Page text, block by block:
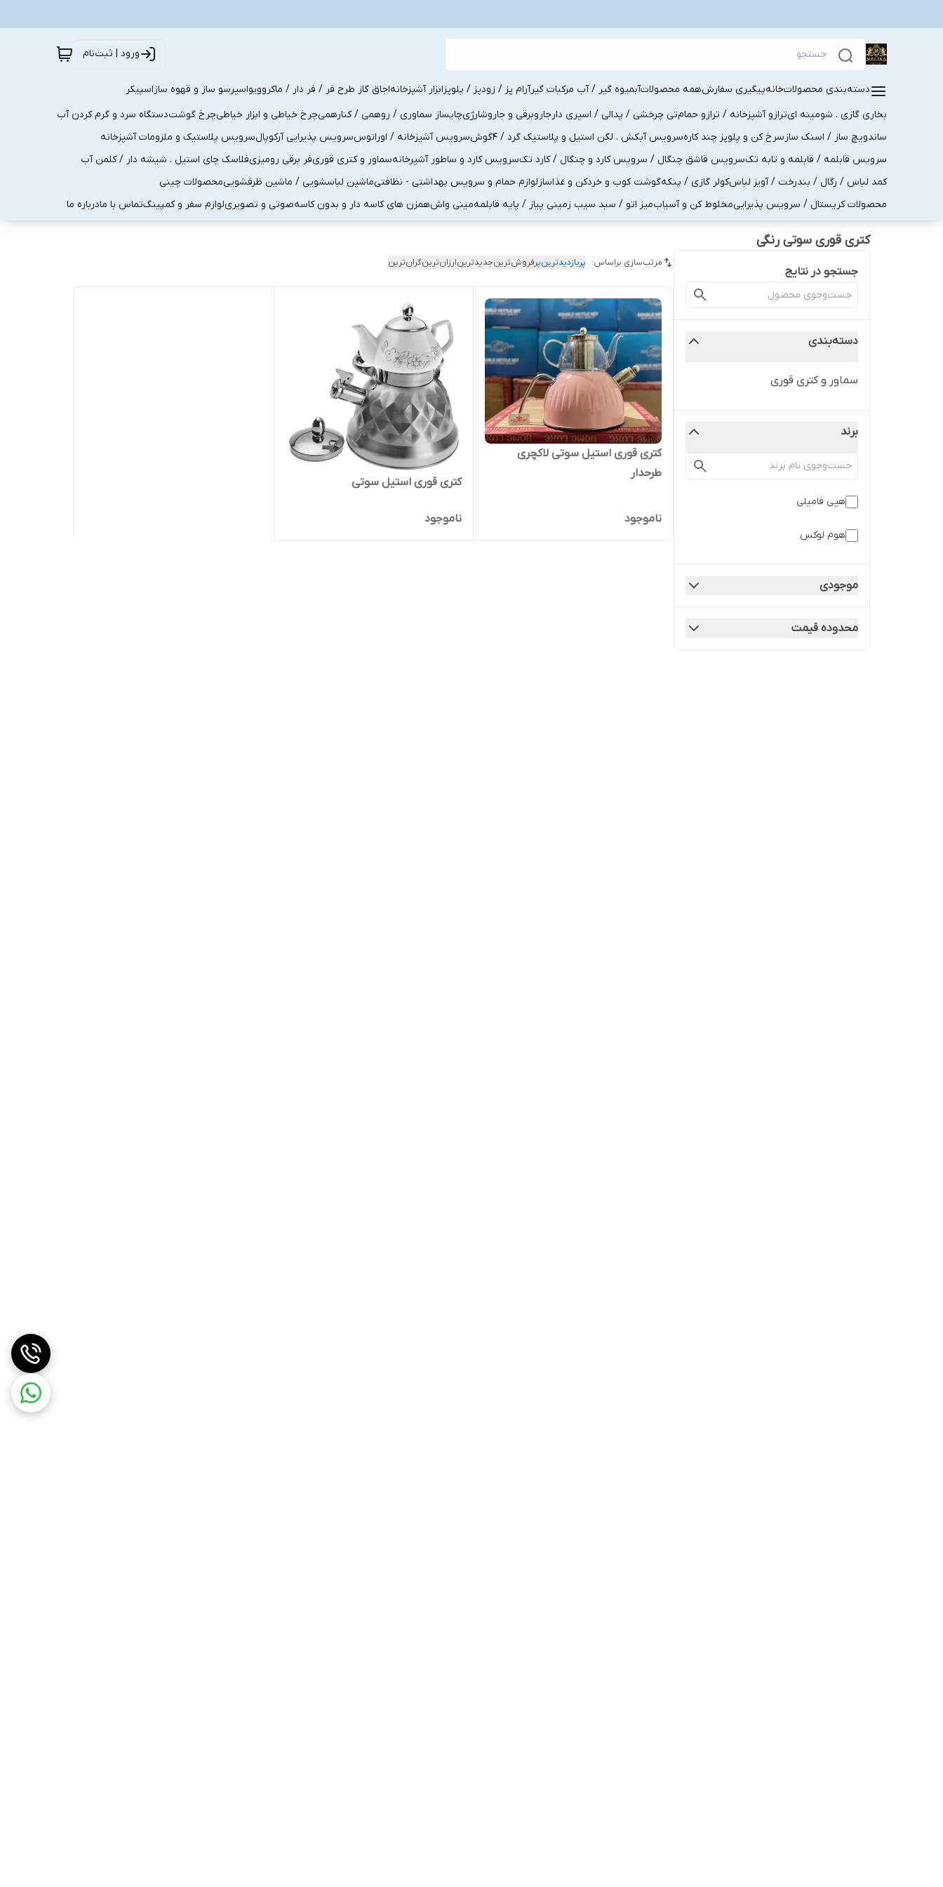
ورود | ثبت‌نام
دسته‌بندی محصولاتخانهپیگیری سفارشهمه محصولاتآبمیوه گیر / آب مرکبات گیرآرام پز / زودپز / پلوپزابزار آشپزخانهاجاق گاز طرح فر / فر دار / ماکروویواسپرسو ساز و قهوه سازاسپیکر
بخاری گازی . شومینه ایترازو آشپزخانه / ترازو حمامتی چرخشی / پدالی / اسپری دارجاروبرقی و جاروشارژیچایساز سماوری / روهمی / کنارهمیچرخ خیاطی و ابزار خیاطیچرخ گوشتدستگاه سرد و گرم کردن آب
ساندویچ ساز / اسنک سازسرخ کن و پلوپز چند کارهسرویس آبکش . لگن استیل و پلاستیک گرد / 4گوش سرویس آشپزخانه / اورانوسسرویس پذیرایی آرکوپالسرویس پلاستیک و ملزومات آشپزخانه
سرویس قابلمه / قابلمه و تابه تکسرویس قاشق چنگال / سرویس کارد و چنگال / کارد تکسرویس کارد و ساطور آشپرخانهسماور و کتری قوریفر برقی رومیزیفلاسک چای استیل . شیشه دار / کلمن آب
کمد لباس / رگال / بندرخت / آویز لباسکولر گازی / پنکهگوشت کوب و خردکن و غذاسازلوازم حمام و سرویس بهداشتی - نظافتیماشین لباسشویی / ماشین ظرفشوییمحصولات چینی
محصولات کریستال / سرویس پذیراییمخلوط کن و آسیابمیز اتو / سبد سیب زمینی پیاز / پایه قابلمهمینی واشهمزن های کاسه دار و بدون کاسهصوتی و تصویریلوازم سفر و کمپینگتماس با مادرباره ما
کتری قوری سوتی رنگی
جستجو در نتایج
دسته‌بندی
سماور و کتری قوری
برند
هپی فامیلی
هوم لوکس
موجودی
محدوده قیمت
مرتب‌سازی براساس: پربازدیدترینپرفروش‌ترینجدیدترینارزان‌ترینگران‌ترین
کتری قوری استیل سوتی لاکچری
طرحدار
ناموجود
کتری قوری استیل سوتی
ناموجود